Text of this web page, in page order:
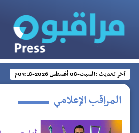
آخر تحديث :السبت-08 أغسطس 2026-03:18م
المراقب الإعلامي